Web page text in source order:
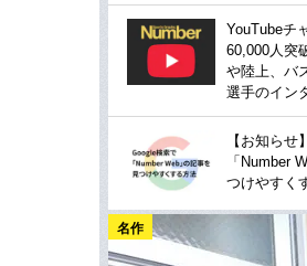
YouTubeチ
60,000人突
や陸上、バ
選手のイン
【お知らせ
「Number
つけやすく
名作